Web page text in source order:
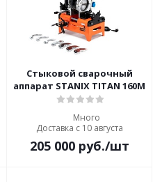
Стыковой сварочный
аппарат STANIX TITAN 160M
Много
Доставка с 10 августа
205 000руб./шт